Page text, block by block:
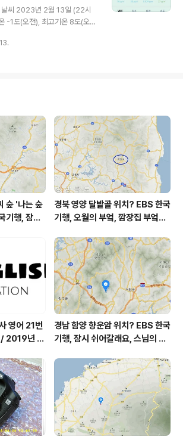
18 ㎍/m³ 황사는 보통 = 27
통 오늘 초미세먼지 좋음 = 10
= 13 ㎍/m³ 황사는 보통 = 18
대..
먼지, 황사, 자외선
날씨 2023년 2월 13일 (22시
-1도(오전), 최고기온 8도(오
와 같은 최고기온입니다 아침
제 초미세먼지 나쁨 = 45 ㎍/
㎍/m³ 황사는 보통 = 57 ㎍/
오늘 초미세먼지 좋음 = 14 ㎍/
㎍/m³ 황사는 보통 = 27 ㎍/
기상태는 ..
숲 '나는 숲
기행, 잠시
한 곳, (구)
경북 영양 달밭골 위치? EBS 한국
기행, 오월의 부엌, 깜장집 부엌은
어디? / 경상북도 영양군 가볼 만
한 곳, 영양읍 상원리. KBS 인간극
장 임분노미 할머니
영어 21번
3 9월 영어
해석, Engli
경남 함양 향운암 위치? EBS 한국
기행, 잠시 쉬어갈래요, 스님의 어
상남도 함양군 가볼 만한 곳, 용추
계곡 향운암 명천스님, 덕유산 황
석산 거망산 기백산